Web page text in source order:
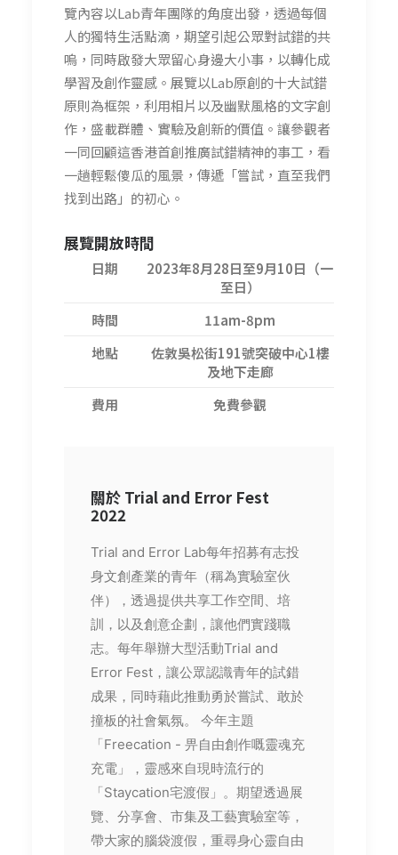
覽內容以Lab青年團隊的角度出發，透過每個
人的獨特生活點滴，期望引起公眾對試錯的共
嗚，同時啟發大眾留心身邊大小事，以轉化成
學習及創作靈感。展覽以Lab原創的十大試錯
原則為框架，利用相片以及幽默風格的文字創
作，盛載群體、實驗及創新的價值。讓參觀者
一同回顧這香港首創推廣試錯精神的事工，看
一趟輕鬆傻瓜的風景，傳遞「嘗試，直至我們
找到出路」的初心。
展覽開放時間
日期
2023年8月28日至9月10日（一
至日）
時間
11am-8pm
地點
佐敦吳松街191號突破中心1樓
及地下走廊
費用
免費參觀
關於 Trial and Error Fest
2022
Trial and Error Lab每年招募有志投
身文創產業的青年（稱為實驗室伙
伴），透過提供共享工作空間、培
訓，以及創意企劃，讓他們實踐職
志。每年舉辦大型活動Trial and
Error Fest，讓公眾認識青年的試錯
成果，同時藉此推動勇於嘗試、敢於
撞板的社會氣氛。 今年主題
「Freecation - 畀自由創作嘅靈魂充
充電」，靈感來自現時流行的
「Staycation宅渡假」。期望透過展
覽、分享會、市集及工藝實驗室等，
帶大家的腦袋渡假，重尋身心靈自由